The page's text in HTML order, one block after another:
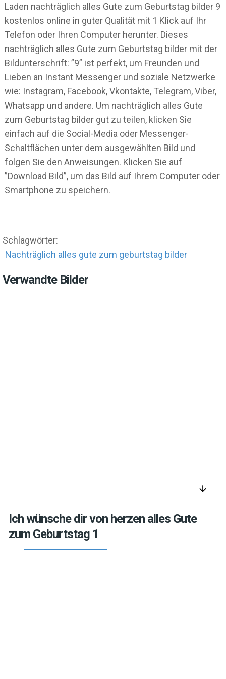
Laden nachträglich alles Gute zum Geburtstag bilder 9
kostenlos online in guter Qualität mit 1 Klick auf Ihr
Telefon oder Ihren Computer herunter. Dieses
nachträglich alles Gute zum Geburtstag bilder mit der
Bildunterschrift: ”9” ist perfekt, um Freunden und
Lieben an Instant Messenger und soziale Netzwerke
wie: Instagram, Facebook, Vkontakte, Telegram, Viber,
Whatsapp und andere. Um nachträglich alles Gute
zum Geburtstag bilder gut zu teilen, klicken Sie
einfach auf die Social-Media oder Messenger-
Schaltflächen unter dem ausgewählten Bild und
folgen Sie den Anweisungen. Klicken Sie auf
”Download Bild”, um das Bild auf Ihrem Computer oder
Smartphone zu speichern.
Schlagwörter:
Nachträglich alles gute zum geburtstag bilder
Verwandte Bilder
arrow_downward
Ich wünsche dir von herzen alles Gute
zum Geburtstag 1